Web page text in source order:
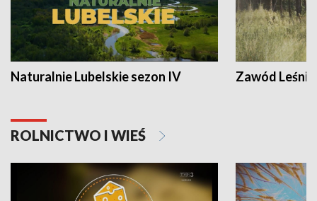
Naturalnie Lubelskie sezon IV Zawód Leśnik
ROLNICTWO I WIEŚ